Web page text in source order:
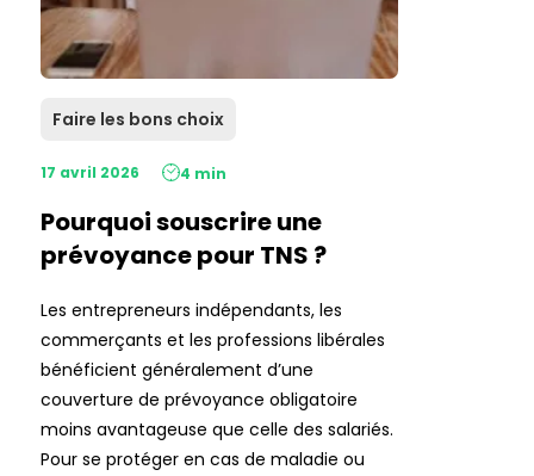
Faire les bons choix
17 avril 2026 4 min
Pourquoi souscrire une
prévoyance pour TNS ?
Les entrepreneurs indépendants, les
commerçants et les professions libérales
bénéficient généralement d’une
couverture de prévoyance obligatoire
moins avantageuse que celle des salariés.
Pour se protéger en cas de maladie ou